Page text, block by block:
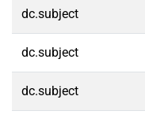
dc.subject
dc.subject
dc.subject